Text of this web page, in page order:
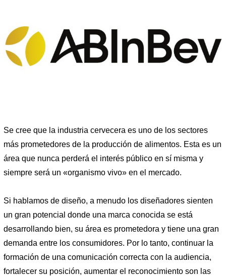
Se cree que la industria cervecera es uno de los sectores
más prometedores de la producción de alimentos. Esta es un
área que nunca perderá el interés público en sí misma y
siempre será un «organismo vivo» en el mercado.
Si hablamos de diseño, a menudo los diseñadores sienten
un gran potencial donde una marca conocida se está
desarrollando bien, su área es prometedora y tiene una gran
demanda entre los consumidores. Por lo tanto, continuar la
formación de una comunicación correcta con la audiencia,
fortalecer su posición, aumentar el reconocimiento son las